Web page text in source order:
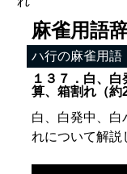
麻雀用語
ハ行の麻雀用語
１３７．白、
算、箱割れ（約2
白、白発中、白
れについて解説